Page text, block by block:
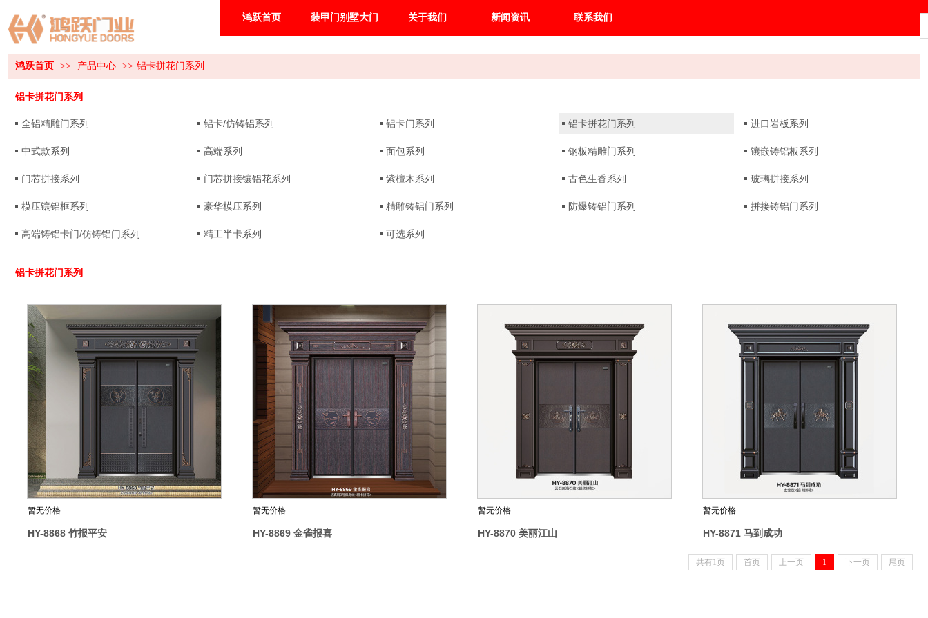
鸿跃首页 装甲门别墅大门 关于我们 新闻资讯 联系我们
鸿跃首页 >> 产品中心 >> 铝卡拼花门系列
铝卡拼花门系列
全铝精雕门系列 铝卡/仿铸铝系列 铝卡门系列 铝卡拼花门系列 进口岩板系列
中式款系列 高端系列 面包系列 钢板精雕门系列 镶嵌铸铝板系列
门芯拼接系列 门芯拼接镶铝花系列 紫檀木系列 古色生香系列 玻璃拼接系列
模压镶铝框系列 豪华模压系列 精雕铸铝门系列 防爆铸铝门系列 拼接铸铝门系列
高端铸铝卡门/仿铸铝门系列 精工半卡系列 可选系列
铝卡拼花门系列
暂无价格
HY-8868 竹报平安
暂无价格
HY-8869 金雀报喜
暂无价格
HY-8870 美丽江山
暂无价格
HY-8871 马到成功
共有1页 首页 上一页 1 下一页 尾页